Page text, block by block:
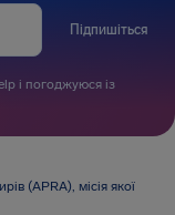
Підпишіться
і погоджуюся із
(APRA), місія якої